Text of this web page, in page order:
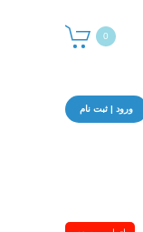
0
ورود | ثبت نام